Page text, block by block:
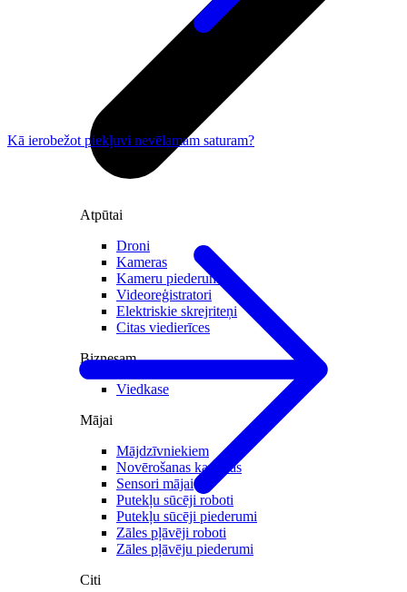
Atpūtai
Droni
Kameras
Kameru piederumi
Videoreģistratori
Elektriskie skrejriteņi
Citas viedierīces
Biznesam
Viedkase
Mājai
Mājdzīvniekiem
Novērošanas kameras
Sensori mājai
Putekļu sūcēji roboti
Putekļu sūcēji piederumi
Zāles pļāvēji roboti
Zāles pļāvēju piederumi
Citi
Kā ierobežot piekļuvi nevēlamam saturam?